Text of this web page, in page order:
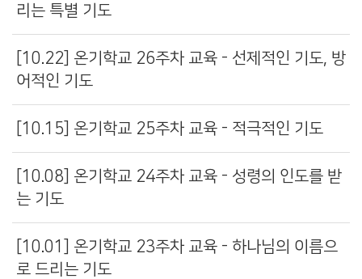
리는 특별 기도
[10.22] 온기학교 26주차 교육 - 선제적인 기도, 방
어적인 기도
[10.15] 온기학교 25주차 교육 - 적극적인 기도
[10.08] 온기학교 24주차 교육 - 성령의 인도를 받
는 기도
[10.01] 온기학교 23주차 교육 - 하나님의 이름으
로 드리는 기도